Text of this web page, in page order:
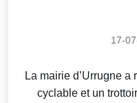
17-
La mairie d’Urrugne
cyclable et un